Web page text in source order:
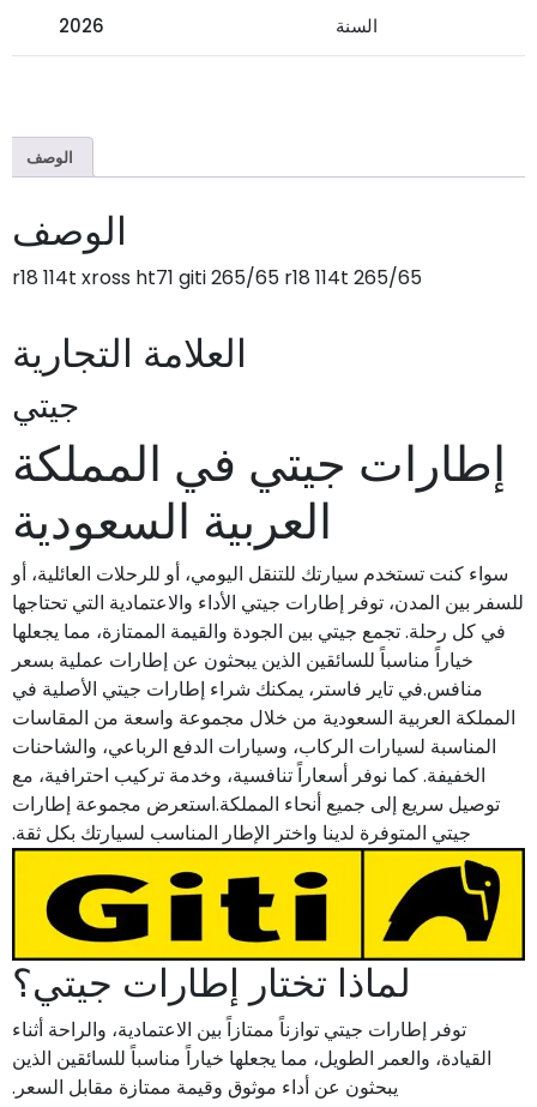
السنة 2026
الوصف
الوصف
265/65 r18 114t xross ht71 giti 265/65 r18 114t
العلامة التجارية
جيتي
إطارات جيتي في المملكة
العربية السعودية
سواء كنت تستخدم سيارتك للتنقل اليومي، أو للرحلات العائلية، أو
للسفر بين المدن، توفر إطارات جيتي الأداء والاعتمادية التي تحتاجها
في كل رحلة. تجمع جيتي بين الجودة والقيمة الممتازة، مما يجعلها
خياراً مناسباً للسائقين الذين يبحثون عن إطارات عملية بسعر
منافس.في تاير فاستر، يمكنك شراء إطارات جيتي الأصلية في
المملكة العربية السعودية من خلال مجموعة واسعة من المقاسات
المناسبة لسيارات الركاب، وسيارات الدفع الرباعي، والشاحنات
الخفيفة. كما نوفر أسعاراً تنافسية، وخدمة تركيب احترافية، مع
توصيل سريع إلى جميع أنحاء المملكة.استعرض مجموعة إطارات
جيتي المتوفرة لدينا واختر الإطار المناسب لسيارتك بكل ثقة.
لماذا تختار إطارات جيتي؟
توفر إطارات جيتي توازناً ممتازاً بين الاعتمادية، والراحة أثناء
القيادة، والعمر الطويل، مما يجعلها خياراً مناسباً للسائقين الذين
يبحثون عن أداء موثوق وقيمة ممتازة مقابل السعر.